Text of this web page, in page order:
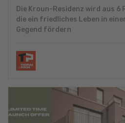
Die Kroun-Residenz wird aus 6
die ein friedliches Leben in
Gegend fördern